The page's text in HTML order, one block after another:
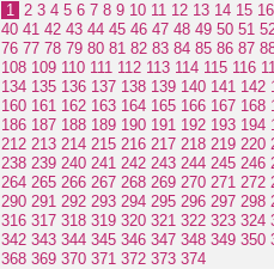
1 2 3 4 5 6 7 8 9 10 11 12 13 14 15 16
40 41 42 43 44 45 46 47 48 49 50 51
76 77 78 79 80 81 82 83 84 85 86 87
108 109 110 111 112 113 114 115 116
134 135 136 137 138 139 140 141 142
160 161 162 163 164 165 166 167 168
186 187 188 189 190 191 192 193 194
212 213 214 215 216 217 218 219 220
238 239 240 241 242 243 244 245 246
264 265 266 267 268 269 270 271 272
290 291 292 293 294 295 296 297 298
316 317 318 319 320 321 322 323 324
342 343 344 345 346 347 348 349 350
368 369 370 371 372 373 374